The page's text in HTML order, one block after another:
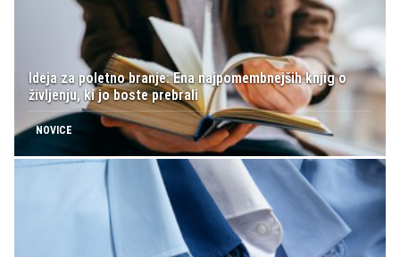
Ideja za poletno branje: Ena najpomembnejših knjig o
življenju, ki jo boste prebrali
NOVICE